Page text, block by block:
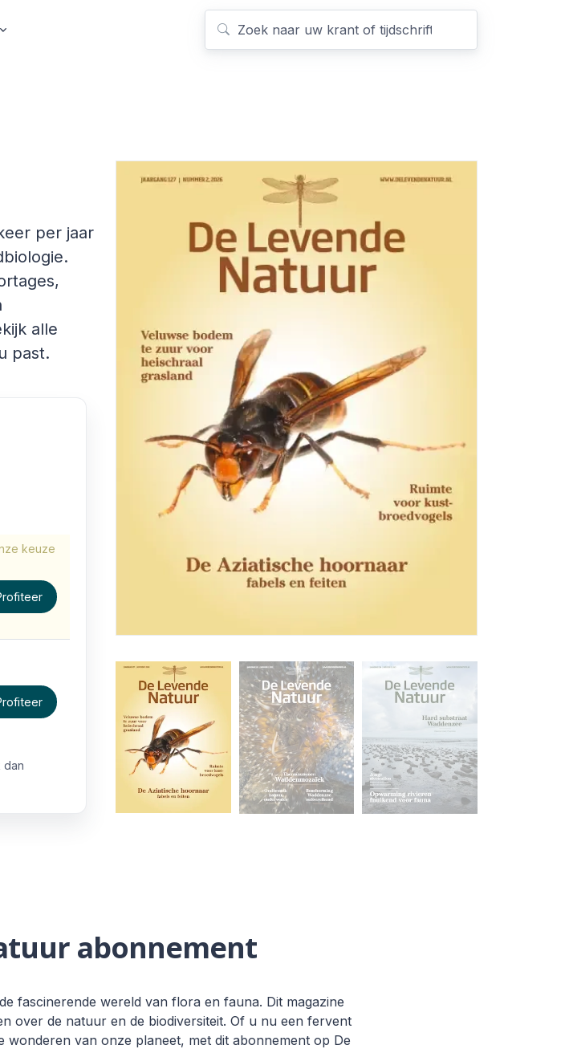
per jaar
alle
past.
keuze
dan
abonnement
fascinerende wereld van flora en fauna. Dit magazine
over de natuur en de biodiversiteit. Of u nu een fervent
van onze planeet, met dit abonnement op De